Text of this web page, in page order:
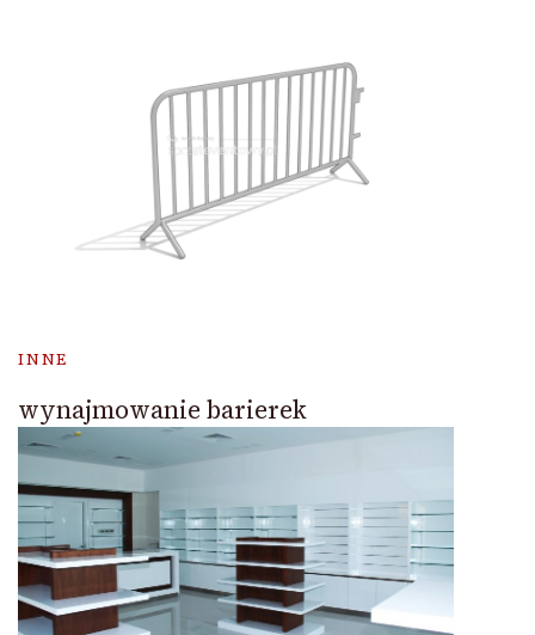
INNE
wynajmowanie barierek